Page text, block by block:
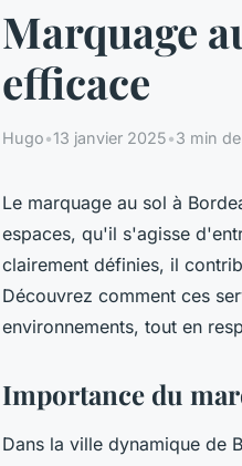
Marquage
efficace
Hugo•13 janvier 2025•3 min
Le marquage au sol à
espaces, qu'il s'agisse
clairement définies, il
Découvrez comment ces
environnements, tout en
Importance du
Dans la ville dynamique de